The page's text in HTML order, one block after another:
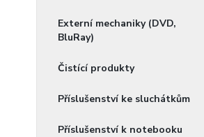
Externí mechaniky (DVD,
BluRay)
Čistící produkty
Příslušenství ke sluchátkům
Příslušenství k notebooku